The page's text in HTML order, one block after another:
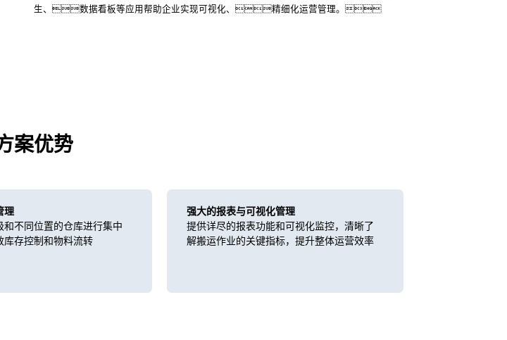
生、数据看板等应用帮助企业实现可视化、精细化运营管理。
案优势
理
和不同位置的仓库进行集中
库存控制和物料流转
强大的报表与可视化管理
提供详尽的报表功能和可视化监控，清晰了
解搬运作业的关键指标，提升整体运营效率